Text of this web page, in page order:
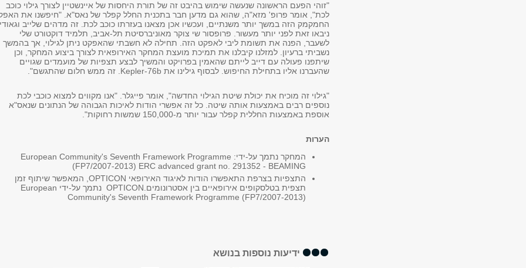
"זוהי הפעם הראשונה שנעשה שימוש בהיבט זה של תורת היחסות של איינשטיין לצורך גילוי כוכב
לכת", אומר פרופ' מזא"ה, שהוא גם מדען חבר בתכנית החלל קפלר של נאס"א. "חיפשנו את
החמקמק הזה במשך יותר משנתיים, ועכשיו אכן מצאנו בעזרתו כוכב לכת. זה מדהים שלייב וגאודי
ניבאו זאת לפני יותר מעשור. פרופסור שי צוקר מאוניברסיטת תל-אביב, תלמיד דוקטורט שלי
לשעבר, הפנה את תשומת ליבי לאפקט הזה. תחילה לא חשבתי שהאפקט ניתן לגילוי, אך בהמשך
נשביתי ברעיון. למזלנו קיבלנו את תמיכת מועצת המחקר האירופאית לצורך ביצוע המחקר, וכן
שיתפנו פעולה עם דייב לייתם שהאמין בפרויקט והמשיך לבצע תצפיות של מועמדים שגויים
שהעברנו אליו בתחילת החיפוש. לבסוף גילינו את Kepler-76b. זה ממש חלום שהתגשם".
"גילוי זה מוכיח את יכולת שיטת הגילוי החדשה", אומר פייגלר. "אנו מקווים למצוא כוכבי לכת
נוספים רבים באמצעות אותה שיטה. כל זה אפשרי הודות לאיכות הגבוהה של הנתונים שנאס"א
אוספת באמצעות החללית קפלר עבור יותר מ-150,000 שמשות רחוקות".
הערות
המחקר נתמך על-ידי: European Community's Seventh Framework Programme
(FP7/2007-2013) ERC advanced grant no. 291352 - BEAMING
התצפיות בצרפת התאפשרו הודות לאיגוד האירופאי OPTICON, המאפשר שיתוף זמן
תצפית בטלסקופים אירופאיים בין אסטרונומים.OPTICON נתמך על-ידי European
Community's Seventh Framework Programme (FP7/2007-2013)
ידיעות נוספות בנושא